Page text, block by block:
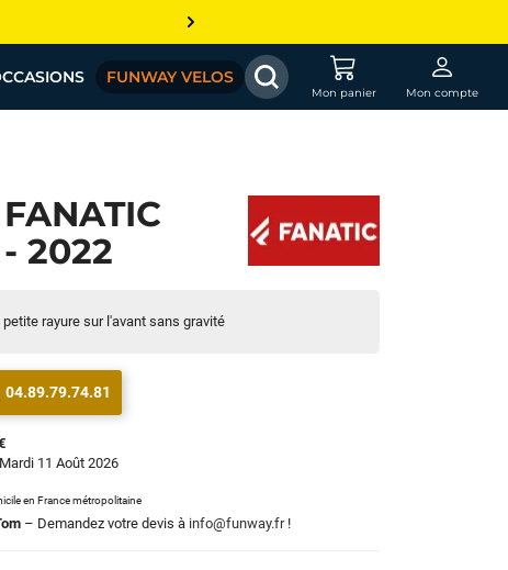
FUNWAY VELOS
Mon panier Mon compte
2022
rayure sur l'avant sans gravité
04.89.79.74.81
11 Août 2026
en France métropolitaine
– Demandez votre devis à info@funway.fr!